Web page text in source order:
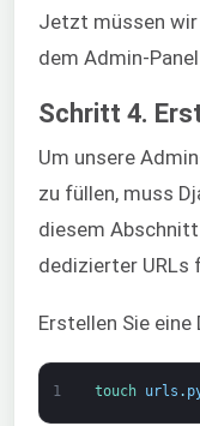
Jetzt müssen wir
dem Admin-
Schritt 4.
Um unsere
zu füllen, muss
diesem
dedizierter URLs
Erstellen Sie eine
1 touch urls .